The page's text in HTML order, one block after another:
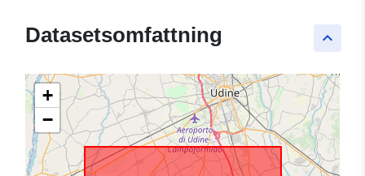
keyboard_arrow_up
Datasetsomfattning
+
−